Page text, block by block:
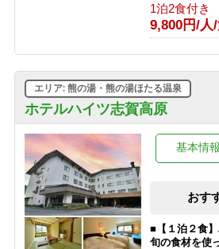
1泊2食付き
9,800円/人
ホテルハイツ志賀高原
エリア: 熊の湯・熊の湯ほたる温泉
基本情報
おす
■【１泊２食
旬の食材を使